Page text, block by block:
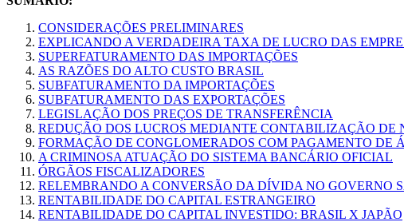
CONSIDERAÇÕES PRELIMINARES
EXPLICANDO A VERDADEIRA TAXA DE LUCRO DAS
SUPERFATURAMENTO DAS IMPORTAÇÕES
AS RAZÕES DO ALTO CUSTO BRASIL
SUBFATURAMENTO DA IMPORTAÇÕES
SUBFATURAMENTO DAS EXPORTAÇÕES
LEGISLAÇÃO DOS PREÇOS DE TRANSFERÊNCIA
REDUÇÃO DOS LUCROS MEDIANTE CONTABILIZAÇÃO DE
FORMAÇÃO DE CONGLOMERADOS COM PAGAMENTO DE
A CRIMINOSA ATUAÇÃO DO SISTEMA BANCÁRIO OFICIAL
ÓRGÃOS FISCALIZADORES
RELEMBRANDO A CONVERSÃO DA DÍVIDA NO GOVERNO
RENTABILIDADE DO CAPITAL ESTRANGEIRO
RENTABILIDADE DO CAPITAL INVESTIDO: BRASIL X JAPÃO